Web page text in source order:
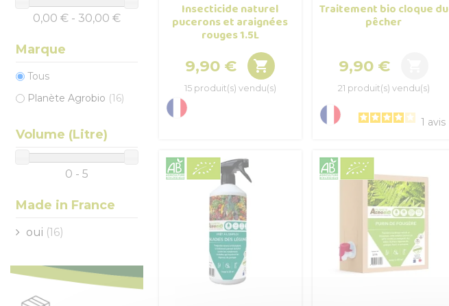
0,00 € - 30,00 €
Marque
Tous
Planète Agrobio (16)
Volume (Litre)
0 - 5
Made in France
oui (16)
Insecticide naturel
pucerons et araignées
rouges 1.5L
Prix
9,90 € 
15 produit(s) vendu(s)
Traitement bio cloque du
pêcher
Prix
9,90 €
21 produit(s) vendu(s)
1 avis